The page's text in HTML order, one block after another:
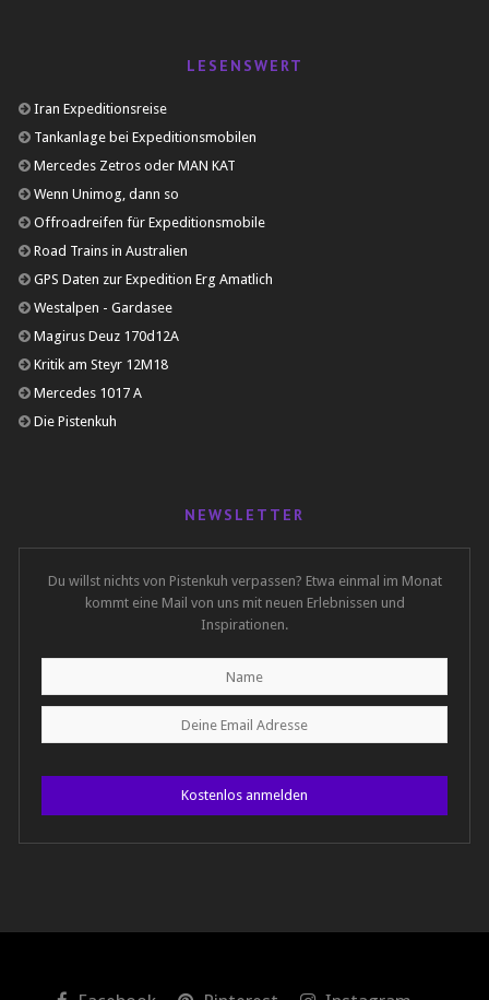
LESENSWERT
Iran Expeditionsreise
Tankanlage bei Expeditionsmobilen
Mercedes Zetros oder MAN KAT
Wenn Unimog, dann so
Offroadreifen für Expeditionsmobile
Road Trains in Australien
GPS Daten zur Expedition Erg Amatlich
Westalpen - Gardasee
Magirus Deuz 170d12A
Kritik am Steyr 12M18
Mercedes 1017 A
Die Pistenkuh
NEWSLETTER
Du willst nichts von Pistenkuh verpassen? Etwa einmal im Monat
kommt eine Mail von uns mit neuen Erlebnissen und
Inspirationen.
Kostenlos anmelden